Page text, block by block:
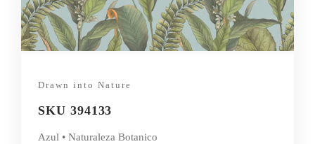
Drawn into Nature
SKU 394133
Azul • Naturaleza Botanico